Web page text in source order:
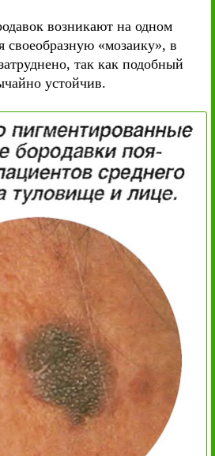
возникают на одном
своеобразную «мозаику», в
так как подобный
устойчив.